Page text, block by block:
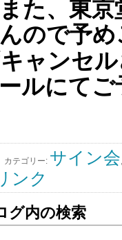
た、東
ので予
ャンセ
ルにて
カテゴリー: サイン会
ンク
グ内の検索